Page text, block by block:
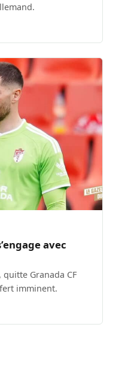
avec
Granada CF
imminent.